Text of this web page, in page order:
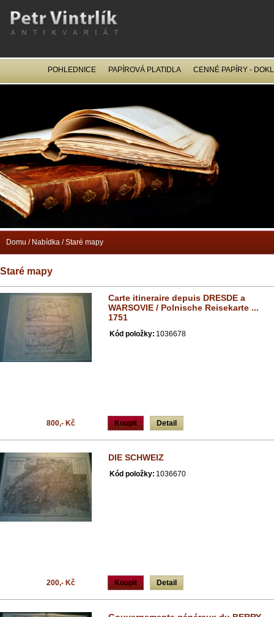
Staré mapy
Carte itineraire depuis DRESDE a
WARSOVIE / Polnische Reisekarte ...
1751
Kód položky: 1036678
Koupit Detail
800,- Kč
DIE SCHWEIZ
Kód položky: 1036670
Koupit Detail
200,- Kč
POHLEDNICE PAPÍROVÁ PLATIDLA CENNÉ PAPÍRY -
Domu / Nabídka /Staré mapy